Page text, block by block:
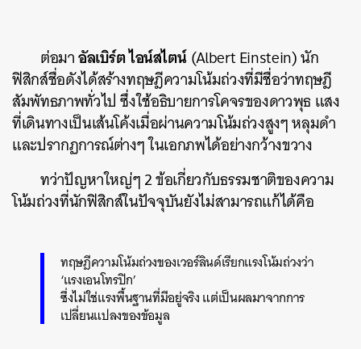
ต่อมาอัลเบิร์ต ไอน์สไตน์(Albert Einstein) นัก
ฟิสิกส์ชื่อดังได้สร้างทฤษฎีความโน้มถ่วงที่มีชื่อว่าทฤษฎี
สัมพัทธภาพทั่วไป ซึ่งใช้อธิบายการโคจรของดาวพุธ แสง
ที่เดินทางเป็นเส้นโค้งเมื่อผ่านความโน้มถ่วงสูงๆ หลุมดำ
และปรากฏการณ์ต่างๆ ในเอกภพได้อย่างกว้างขวาง
ทว่าปัญหาใหญ่ๆ 2 ข้อเกี่ยวกับธรรมชาติของความ
โน้มถ่วงที่นักฟิสิกส์ในปัจจุบันยังไม่สามารถแก้ได้คือ
ทฤษฎีความโน้มถ่วงของเวอร์ลินด์เรียกแรงโน้มถ่วงว่า
‘แรงเอนโทรปิก’
ซึ่งไม่ใช่แรงพื้นฐานที่มีอยู่จริง แต่เป็นผลมาจากการ
เปลี่ยนแปลงของข้อมูล